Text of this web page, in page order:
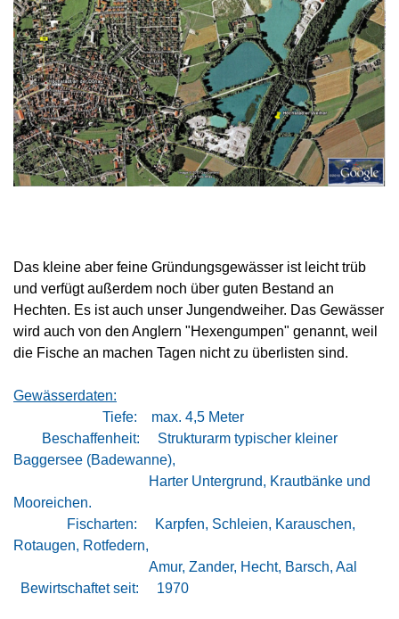
Das kleine aber feine Gründungsgewässer ist leicht trüb
und verfügt außerdem noch über guten Bestand an
Hechten. Es ist auch unser Jungendweiher. Das Gewässer
wird auch von den Anglern "Hexengumpen" genannt, weil
die Fische an machen Tagen nicht zu überlisten sind.
Gewässerdaten:
Tiefe: max. 4,5 Meter
Beschaffenheit: Strukturarm typischer kleiner
Baggersee (Badewanne),
Harter Untergrund, Krautbänke und
Mooreichen.
Fischarten:
Karpfen, Schleien, Karauschen,
Rotaugen, Rotfedern,
Amur, Zander, Hecht, Barsch, Aal
Bewirtschaftet seit: 1970